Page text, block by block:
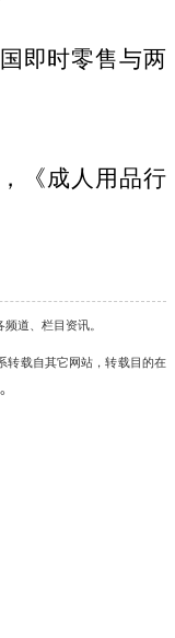
即时零售与两
《成人用品行
频道、栏目资讯。
转载自其它网站，转载目的在
。